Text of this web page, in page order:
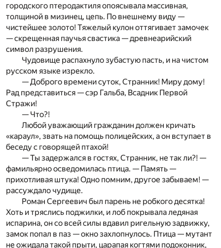
городского птеродактиля опоясывала массивная,
толщиной в мизинец, цепь. По внешнему виду —
чистейшее золото! Тяжелый кулон оттягивает замочек
— скрещенная паучья свастика — древнеарийский
символ разрушения.
Чудовище распахнуло зубастую пасть, и на чистом
русском языке изрекло.
— Доброго времени суток, Странник! Миру дому!
Рад представиться — сэр Гальба, Всадник Первой
Стражи!
— Что?!
Любой уважающий гражданин должен кричать
«караул», звать на помощь полицейских, а он вступает в
беседу с говорящей птахой!
— Ты задержался в гостях, Странник, не так ли?! —
фамильярно осведомилась птица. — Память —
прихотливая штука! Одно помним, другое забываем! —
рассуждало чудище.
Роман Сергеевич был парень не робкого десятка!
Хоть и тряслись поджилки, и лоб покрывала ледяная
испарина, он со всей силы вдавил ригельную задвижку,
замок попал в паз — окно захлопнулось. Птица — мутант
не ожидала такой прыти, царапая когтями подоконник,